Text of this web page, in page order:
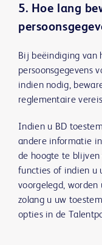
5. Hoe lang
Bij beëindiging van
persoonsgegevens
indien nodig,
reglementaire
Indien u BD
andere informatie
de hoogte te blijven
functies of indien u
voorgelegd, worden
zolang u uw
opties in de